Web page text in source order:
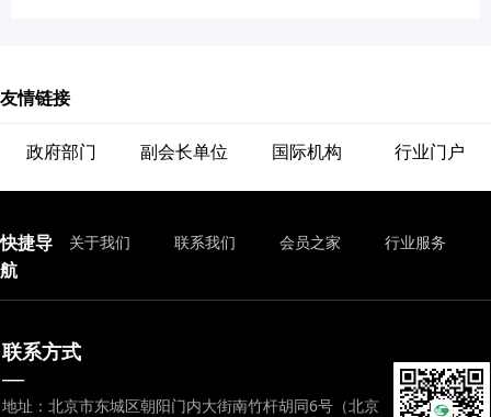
快捷导
航
关于我们 联系我们 会员之家 行业服务
联系方式
—
地址：北京市东城区朝阳门内大街南竹杆胡同6号（北京
友情链接
政府部门 副会长单位 国际机构 行业门户